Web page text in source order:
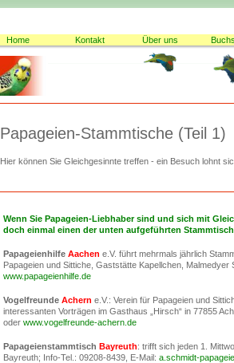
Home Kontakt Über uns
Papageien-Stammtische (Teil 1)
Hier können Sie Gleichgesinnte treffen - ein Besuch lohnt
Wenn Sie Papageien-Liebhaber sind und sich mit
doch einmal einen der unten aufgeführten
Papageienhilfe Aachen e.V. führt mehrmals jährlich
Papageien und Sittiche, Gaststätte Kapellchen,
www.papageienhilfe.de
Vogelfreunde Achern e.V.: Verein für Papageien und
interessanten Vorträgen im Gasthaus „Hirsch“ in 77855
oder www.vogelfreunde-achern.de
Papageienstammtisch Bayreuth: trifft sich jeden 1.
Bayreuth; Info-Tel.: 09208-8439, E-Mail: a.schmidt-